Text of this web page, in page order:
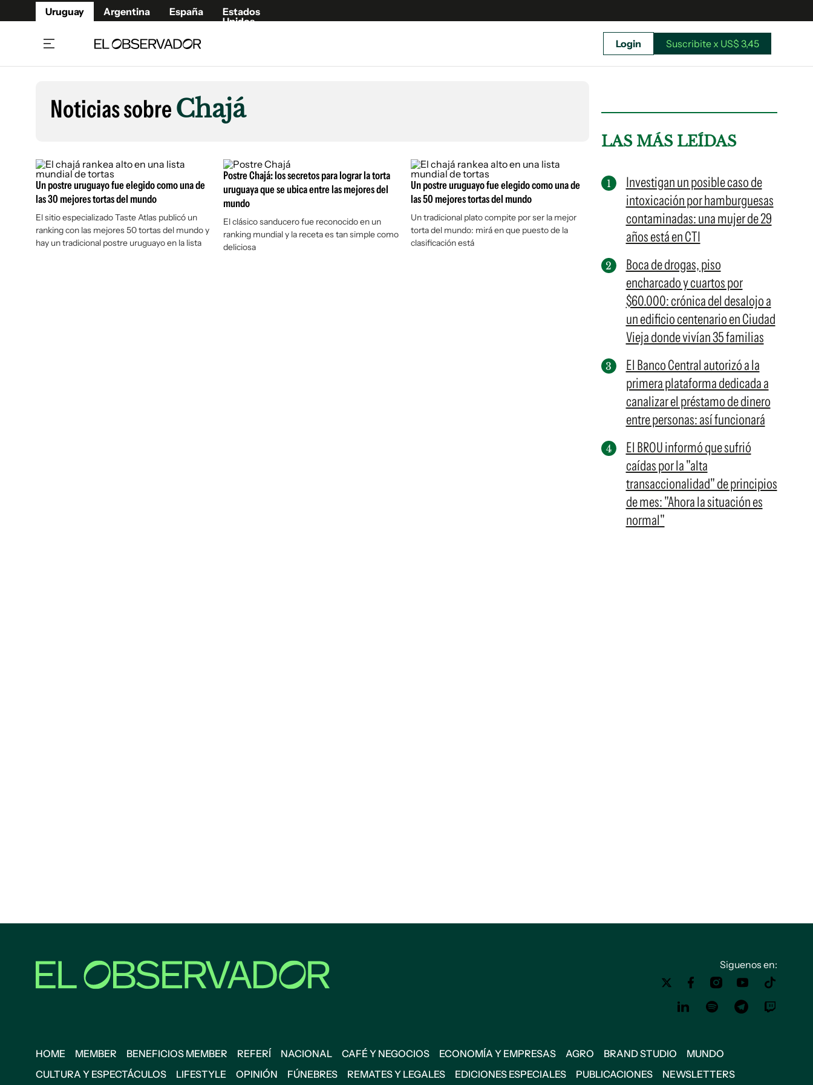
Uruguay Argentina España
Estados
Unidos
Beneficios Member
Café y Negocios
Economía y Empresas
Agro
Brand Studio
Mundo
Fúnebres
Publicaciones
Newsletters
Argentina
España
Estados Unidos
Suscribite x US$ 3,45
Login Suscribite x US$ 3,45
Noticias sobreChajá
Un postre uruguayo fue elegido como una de
las 30 mejores tortas del mundo
El sitio especializado Taste Atlas publicó un
ranking con las mejores 50 tortas del mundo y
hay un tradicional postre uruguayo en la lista
Postre Chajá: los secretos para lograr la torta
uruguaya que se ubica entre las mejores del
mundo
El clásico sanducero fue reconocido en un
ranking mundial y la receta es tan simple como
deliciosa
Un postre uruguayo fue elegido como una de
las 50 mejores tortas del mundo
Un tradicional plato compite por ser la mejor
torta del mundo: mirá en que puesto de la
clasificación está
LAS MÁS LEÍDAS
Investigan un posible caso de
intoxicación por hamburguesas
contaminadas: una mujer de 29
años está en CTI
Boca de drogas, piso
encharcado y cuartos por
$60.000: crónica del desalojo a
un edificio centenario en Ciudad
Vieja donde vivían 35 familias
El Banco Central autorizó a la
primera plataforma dedicada a
canalizar el préstamo de dinero
entre personas: así funcionará
El BROU informó que sufrió
caídas por la "alta
transaccionalidad" de principios
de mes: "Ahora la situación es
normal"
Siguenos en:
HOME MEMBER BENEFICIOS MEMBER REFERÍ NACIONAL CAFÉ Y NEGOCIOS ECONOMÍA Y EMPRESAS AGRO BRAND STUDIO
MUNDO
CULTURA Y ESPECTÁCULOS
LIFESTYLE OPINIÓN FÚNEBRES REMATES Y LEGALES EDICIONES ESPECIALES PUBLICACIONES NEWSLETTERS